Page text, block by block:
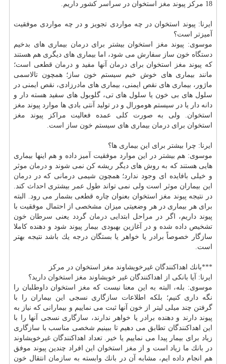
18 مركز پیوند
مغز استخوان در سراسر كشور داریم.
ایرنا: پیوند استخوان در چه مواردی تجویز و در چه مواردی موفقیت
آمیزتر است؟
موسوی: پیوند مغز استخوان بیشتر برایدرمان بیماری های بدخیم
دستگاه خون ساز سفارش می شود، اما بیماری های دیگری هم هستند
كه پیوند مغز استخوان برای درمان آنها مفید و درمان قطعی است؛
مانند بیماری های خوش خیم سیستم خون ساز؛ همچون تالاسمی
ماژور، بیماری های نقص ایمنی، بیماری های مادرزادی، نقص ایمنی در
سلول های بی خون یا سلول های تی، گلوبول های سفید هسته دار و
دانه دار یا در سیستم هومورال و در تولید آنتی بادی ها موارد پیوند مغز
استخوان. ولی به صورت كلی عمده فعالیت مراكز پیوند مغز
استخوان برای درمان بیماری های سیستم خون ساز است.
ایرنا: چرا بیشتر برای این بیماری ها؟
موسوی: هم بیشتر در این موارد موفقیت آمیز داده و هم اینها بیماری
هایی هستند كه به روش های دیگر ریشه كن نمی شوند و درمان موثر
و خیلی بافایده ای وجود ندارد؛ همچون شیمی درمانی كه در درمان
این بیماران موثر است ولی نمی تواند طول عمر
بیشتری احداث كند.
در نتیجه پیوند مغز
استخوان بعنوان چاره قطعی بشمار می رود. البته
برای هر بیماری در هر وضعیتی میزان مشخصی از احتمال موفقیت با
پیوند داریم، اگر در مراحل ابتداییدرمان گردد یعنی سرطان خون
تشخیص داده شده و در آغازین بهبودی بیمار پیوند شود و دهنده كاملا
سازگار خصوصاً برادر یا خواهر یا بستگان درجه یك باشد نتیجه بهتر
است.
***بانك اهداكنندگان غیرخویشاوند مغز
استخوان در مركز
ایرنا: آیا بانكی از اهداكنندگان غیر خویشاوند مغز
استخوان دارید؟
موسوی: بله، البته به این معنا نیست كه مغز
استخوان داوطلبان را
نگه داری كنیم؛ بلكه اطلاعات سازگاری نسجی این بیماران را با
گرفتن چند میلی لیتر از خون آنها ثبت می نماییم و بیمارانی كه نیاز به
پیوند دارند و دهنده برادر یا خواهر ندارند، سازگاری نسجی آنها را با
این اهداكنندگان تطابق می دهیم تا ببینیم شخصی مناسب با سازگاری
زیاد برای بیمار پیدا می نماییم یا خیر. تعداد اهداكنندگان غیرخویشاوند
در بانك ما زیاد است و از مغز
استخوان این افراد چندین پیوند موفق
هم انجام داده ایم، مشابه آن در بانك وابسته به سازمان انتقال خون